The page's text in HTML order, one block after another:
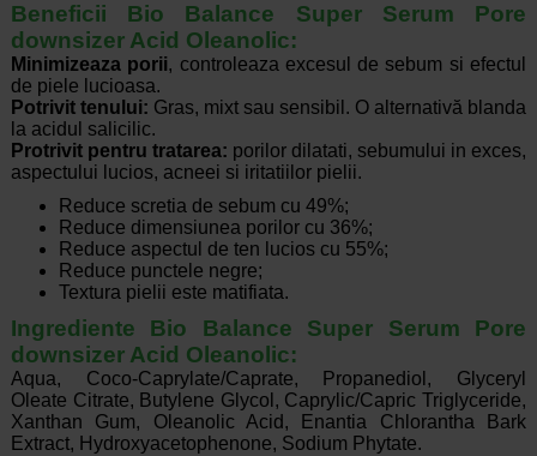
Beneficii Bio Balance Super Serum Pore
downsizer Acid Oleanolic:
Minimizeaza porii, controleaza excesul de sebum si efectul
de piele lucioasa.
Potrivit tenului: Gras, mixt sau sensibil. O alternativă blanda
la acidul salicilic.
Protrivit pentru tratarea: porilor dilatati, sebumului in exces,
aspectului lucios, acneei si iritatiilor pielii.
Reduce scretia de sebum cu 49%;
Reduce dimensiunea porilor cu 36%;
Reduce aspectul de ten lucios cu 55%;
Reduce punctele negre;
Textura pielii este matifiata.
Ingrediente Bio Balance Super Serum Pore
downsizer Acid Oleanolic:
Aqua, Coco-Caprylate/Caprate, Propanediol, Glyceryl
Oleate Citrate, Butylene Glycol, Caprylic/Capric Triglyceride,
Xanthan Gum, Oleanolic Acid, Enantia Chlorantha Bark
Extract, Hydroxyacetophenone, Sodium Phytate.